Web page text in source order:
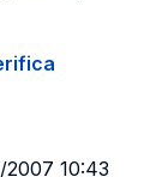
10:43